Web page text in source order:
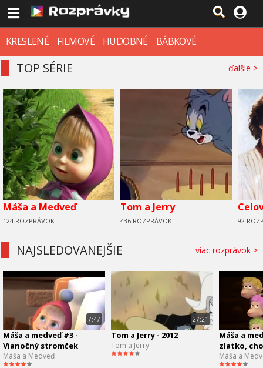
KRESLENÉ FILMOVÉ HUDOBNÉ BÁBKOVÉ
TOP SÉRIE ďalšie >
Máša a Medveď
124 ROZPRÁVOK
Tom a Jerry
436 ROZPRÁVOK 92
NAJSLEDOVANEJŠIE viac rozprávok >
7:47
Máša a medveď #3 -
Vianočný stromček
Máša a Medveď
27:21
Tom a Jerry - 2012
Tom a Jerry
Máša a
zlatko,
Máša a